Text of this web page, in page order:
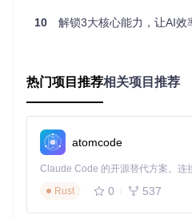
效率进阶路径：从新手
环境准备
从Noi浏览器扩展中心安装"
在扩展管理面板启用noi-
快速配置
在侧边栏"AI平台"标签页勾
点击"保存配置"生成基础提
10 解锁3大核心能力，让AI效率提升
热门项目推荐相关项目推荐
atomcode
Rust
0 537